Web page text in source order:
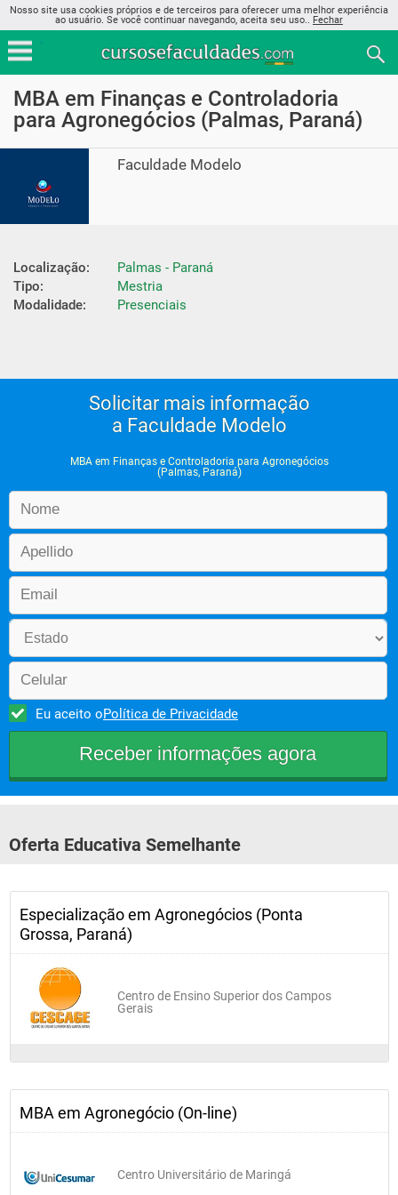
Nosso site usa cookies próprios e de terceiros para oferecer uma melhor experiência
ao usuário. Se você continuar navegando, aceita seu uso.. Fechar
MBA em Finanças e Controladoria
para Agronegócios (Palmas, Paraná)
Faculdade Modelo
Localização:
Palmas - Paraná
Tipo:
Mestria
Modalidade:
Presenciais
Solicitar mais informação
a Faculdade Modelo
MBA em Finanças e Controladoria para Agronegócios
(Palmas, Paraná)
Eu aceito oPolítica de Privacidade
Oferta Educativa Semelhante
Especialização em Agronegócios (Ponta
Grossa, Paraná)
Centro de Ensino Superior dos Campos
Gerais
MBA em Agronegócio (On-line)
Centro Universitário de Maringá